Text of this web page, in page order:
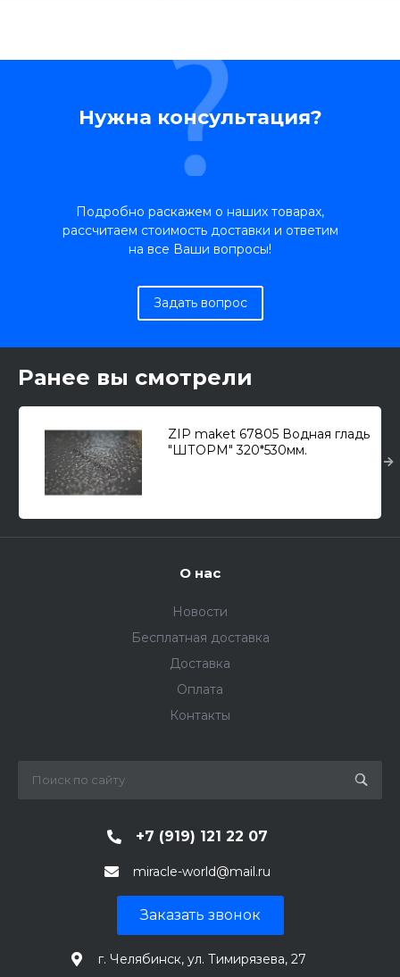
Нужна консультация?
Подробно раскажем о наших товарах,
рассчитаем стоимость доставки и ответим
на все Ваши вопросы!
Задать вопрос
Ранее вы смотрели
ZIP maket 67805 Водная гладь
"ШТОРМ" 320*530мм.
О нас
Новости
Бесплатная доставка
Доставка
Оплата
Контакты
+7 (919) 121 22 07
miracle-world@mail.ru
Заказать звонок
г. Челябинск, ул. Тимирязева, 27